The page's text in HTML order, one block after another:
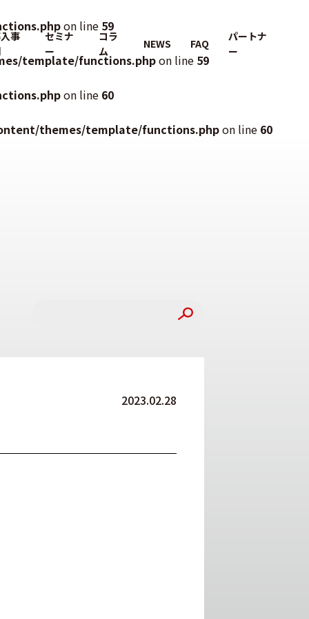
on line 59
template/functions.phpon line 59
on line 60
themes/template/functions.phpon line 60
事
セミナ
ー
コラ
ム
NEWS FAQ
パートナ
ー
2023.02.28